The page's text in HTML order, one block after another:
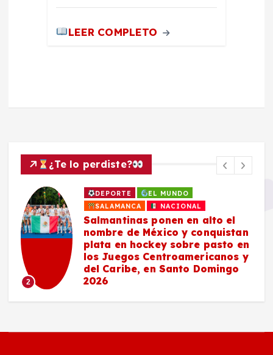
LEER COMPLETO
¿Te lo perdiste?
2
DEPORTE
EL MUNDO
SALAMANCA
NACIONAL
Salmantinas ponen en alto el
nombre de México y conquistan
plata en hockey sobre pasto en
los Juegos Centroamericanos y
del Caribe, en Santo Domingo
2026